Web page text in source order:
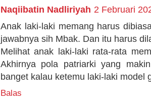
Naqiibatin Nadliriyah 2 Februari
Anak laki-laki memang harus
jawabnya sih Mbak. Dan itu harus
Melihat anak laki-laki rata-rata
Akhirnya pola patriarki yang
banget kalau ketemu laki-laki model
Balas